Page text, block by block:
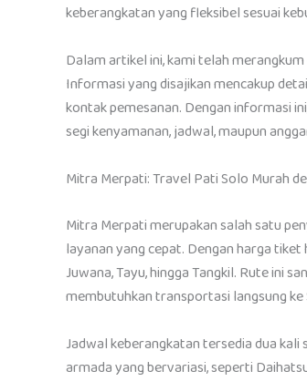
keberangkatan yang fleksibel sesuai
Dalam artikel ini, kami telah
Informasi yang disajikan mencakup
kontak pemesanan. Dengan informasi
segi kenyamanan, jadwal, maupun
Mitra Merpati: Travel Pati Solo Murah
Mitra Merpati merupakan salah satu
layanan yang cepat. Dengan harga
Juwana, Tayu, hingga Tangkil. Rute ini
membutuhkan transportasi langsung ke
Jadwal keberangkatan tersedia dua kali
armada yang bervariasi, seperti